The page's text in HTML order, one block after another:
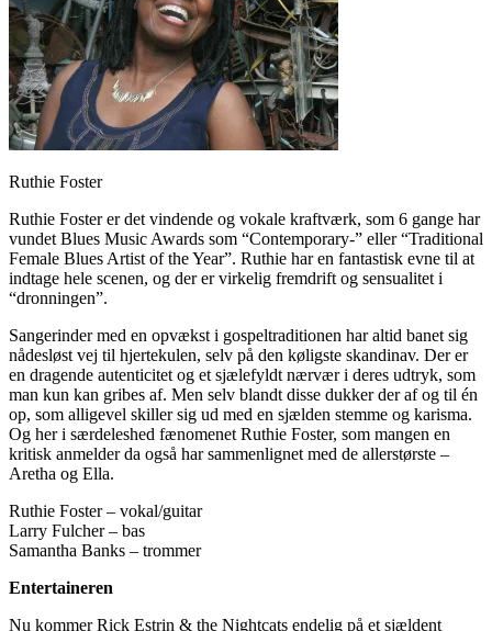
Ruthie Foster
Ruthie Foster er det vindende og vokale kraftværk, som 6 gange har
vundet Blues Music Awards som “Contemporary-” eller “Traditional
Female Blues Artist of the Year”. Ruthie har en fantastisk evne til at
indtage hele scenen, og der er virkelig fremdrift og sensualitet i
“dronningen”.
Sangerinder med en opvækst i gospeltraditionen har altid banet sig
nådesløst vej til hjertekulen, selv på den køligste skandinav. Der er
en dragende autenticitet og et sjælefyldt nærvær i deres udtryk, som
man kun kan gribes af. Men selv blandt disse dukker der af og til én
op, som alligevel skiller sig ud med en sjælden stemme og karisma.
Og her i særdeleshed fænomenet Ruthie Foster, som mangen en
kritisk anmelder da også har sammenlignet med de allerstørste –
Aretha og Ella.
Ruthie Foster – vokal/guitar
Larry Fulcher – bas
Samantha Banks – trommer
Entertaineren
Nu kommer Rick Estrin & the Nightcats endelig på et sjældent